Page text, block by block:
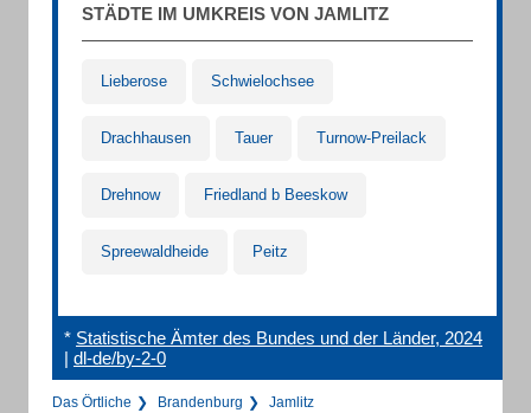
STÄDTE IM UMKREIS VON JAMLITZ
Lieberose Schwielochsee
Drachhausen Tauer Turnow-Preilack
Drehnow Friedland b Beeskow
Spreewaldheide Peitz
* Statistische Ämter des Bundes und der Länder, 2024
| dl-de/by-2-0
Das Örtliche Brandenburg Jamlitz